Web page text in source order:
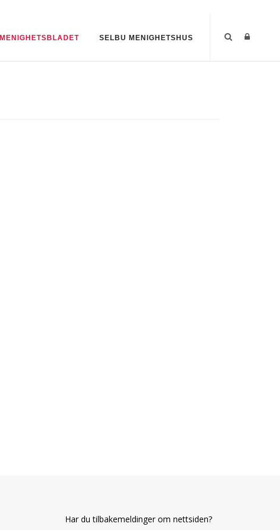
MENIGHETSBLADET SELBU MENIGHETSHUS
Har du tilbakemeldinger om nettsiden?